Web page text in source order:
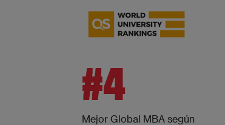
#4
Mejor Global MBA según